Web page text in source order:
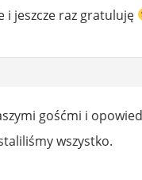
i jeszcze raz gratuluję
gośćmi i
wszystko.